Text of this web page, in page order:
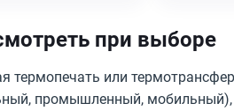
при выборе
термопечать или
промышленный, мобильный),